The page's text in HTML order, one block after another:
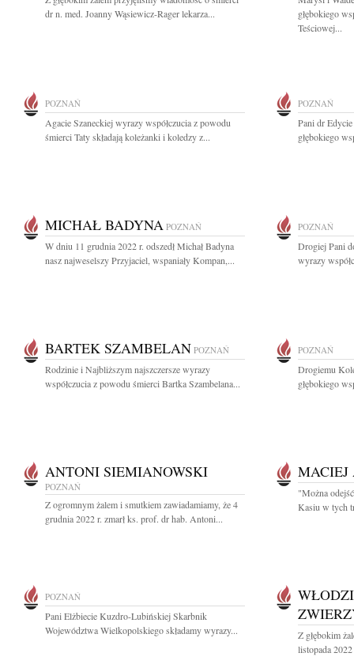
dr n. med. Joanny Wąsiewicz-Rager lekarza...
głębokiego
Teściowej...
POZNAŃ
Agacie Szaneckiej wyrazy współczucia z powodu
śmierci Taty składają koleżanki i koledzy z...
POZNAŃ
Pani dr
głębokiego
MICHAŁ BADYNA POZNAŃ
W dniu 11 grudnia 2022 r. odszedł Michał Badyna
nasz najweselszy Przyjaciel, wspaniały Kompan,...
POZNAŃ
Drogiej Pani
wyrazy
BARTEK SZAMBELAN POZNAŃ
Rodzinie i Najbliższym najszczersze wyrazy
współczucia z powodu śmierci Bartka Szambelana...
POZNAŃ
Drogiemu
głębokiego
ANTONI SIEMIANOWSKI
POZNAŃ
Z ogromnym żalem i smutkiem zawiadamiamy, że 4
grudnia 2022 r. zmarł ks. prof. dr hab. Antoni...
MACIEJ
"Można
Kasiu w tych
POZNAŃ
Pani Elżbiecie Kuzdro-Lubińskiej Skarbnik
Województwa Wielkopolskiego składamy wyrazy...
Z głębokim
listopada